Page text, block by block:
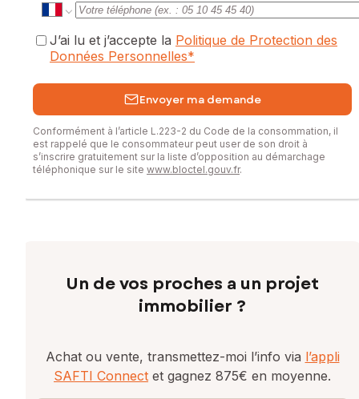
J’ai lu et j’accepte la Politique de Protection des
Données Personnelles*
Envoyer ma demande
Conformément à l’article L.223-2 du Code de la consommation, il
est rappelé que le consommateur peut user de son droit à
s’inscrire gratuitement sur la liste d’opposition au démarchage
téléphonique sur le site www.bloctel.gouv.fr.
Un de vos proches a un projet
immobilier ?
Achat ou vente, transmettez-moi l’info via l’appli
SAFTI Connect et gagnez 875€ en moyenne.